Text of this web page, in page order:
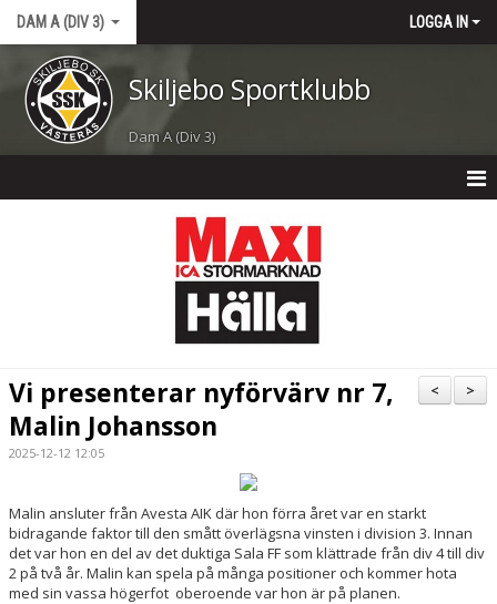
DAM A (DIV 3) LOGGA IN
Skiljebo Sportklubb
Dam A (Div 3)
TRUPPEN
>
<
Vi presenterar nyförvärv nr 7,
Malin Johansson
2025-12-12 12:05
Malin ansluter från Avesta AIK där hon förra året var en starkt
bidragande faktor till den smått överlägsna vinsten i division 3. Innan
det var hon en del av det duktiga Sala FF som klättrade från div 4 till div
2 på två år. Malin kan spela på många positioner och kommer hota
med sin vassa högerfot oberoende var hon är på planen.